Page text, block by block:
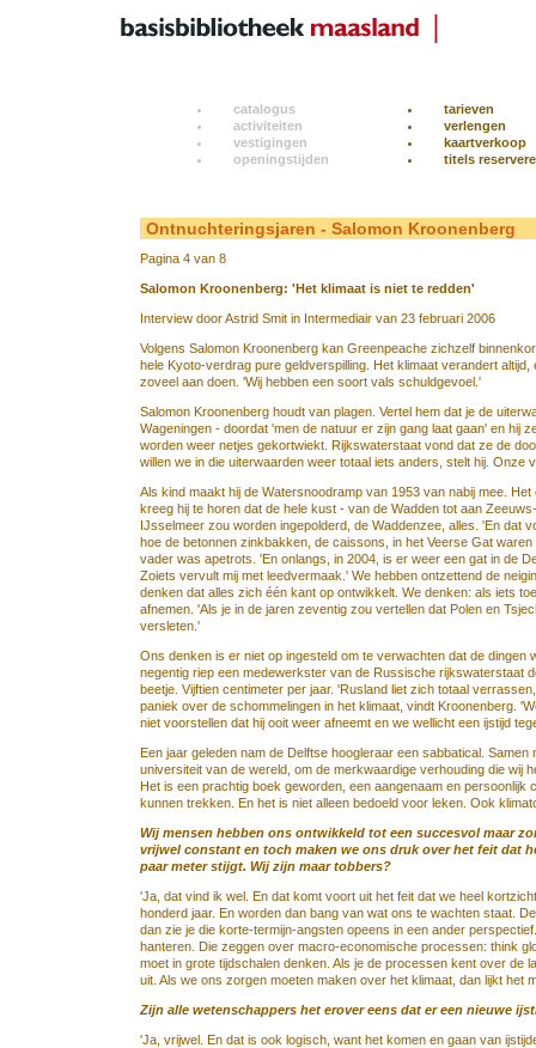
catalogus
activiteiten
vestigingen
openingstijden
tarieven
verlengen
kaartverkoop
titels
Ontnuchteringsjaren - Salomon Kroonenberg
Pagina 4 van 8
Salomon Kroonenberg: 'Het klimaat is niet te redden'
Interview door Astrid Smit in Intermediair van 23 februari 2006
Volgens Salomon Kroonenberg kan Greenpeache zichzelf
hele Kyoto-verdrag pure geldverspilling. Het klimaat verandert altijd,
zoveel aan doen. 'Wij hebben een soort vals schuldgevoel.'
Salomon Kroonenberg houdt van plagen. Vertel hem dat je de
Wageningen - doordat 'men de natuur er zijn gang laat gaan' en hij
worden weer netjes gekortwiekt. Rijkswaterstaat vond dat ze de
willen we in die uiterwaarden weer totaal iets anders, stelt hij. Onze
Als kind maakt hij de Watersnoodramp van 1953 van nabij mee.
kreeg hij te horen dat de hele kust - van de Wadden tot aan
IJsselmeer zou worden ingepolderd, de Waddenzee, alles. 'En dat
hoe de betonnen zinkbakken, de caissons, in het Veerse Gat
vader was apetrots. 'En onlangs, in 2004, is er weer een gat in de
Zoiets vervult mij met leedvermaak.' We hebben ontzettend de
denken dat alles zich één kant op ontwikkelt. We denken: als iets
afnemen. 'Als je in de jaren zeventig zou vertellen dat Polen en
versleten.'
Ons denken is er niet op ingesteld om te verwachten dat de
negentig riep een medewerkster van de Russische rijkswaterstaat
beetje. Vijftien centimeter per jaar. 'Rusland liet zich totaal
paniek over de schommelingen in het klimaat, vindt Kroonenberg.
niet voorstellen dat hij ooit weer afneemt en we wellicht een ijstijd
Een jaar geleden nam de Delftse hoogleraar een sabbatical.
universiteit van de wereld, om de merkwaardige verhouding die wij
Het is een prachtig boek geworden, een aangenaam en
kunnen trekken. En het is niet alleen bedoeld voor leken. Ook
Wij mensen hebben ons ontwikkeld tot een succesvol maar
vrijwel constant en toch maken we ons druk over het feit dat
paar meter stijgt. Wij zijn maar tobbers?
'Ja, dat vind ik wel. En dat komt voort uit het feit dat we heel
honderd jaar. En worden dan bang van wat ons te wachten staat.
dan zie je die korte-termijn-angsten opeens in een ander
hanteren. Die zeggen over macro-economische processen: think
moet in grote tijdschalen denken. Als je de processen kent over de
uit. Als we ons zorgen moeten maken over het klimaat, dan lijkt
Zijn alle wetenschappers het erover eens dat er een nieuwe
'Ja, vrijwel. En dat is ook logisch, want het komen en gaan van